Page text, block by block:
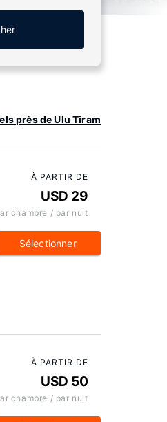
près de Ulu Tiram
À PARTIR DE
USD 29
chambre / par nuit
Sélectionner
À PARTIR DE
USD 50
chambre / par nuit